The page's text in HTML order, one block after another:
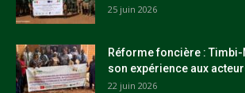
25 juin 2026
Réforme foncière :
son expérience aux
22 juin 2026